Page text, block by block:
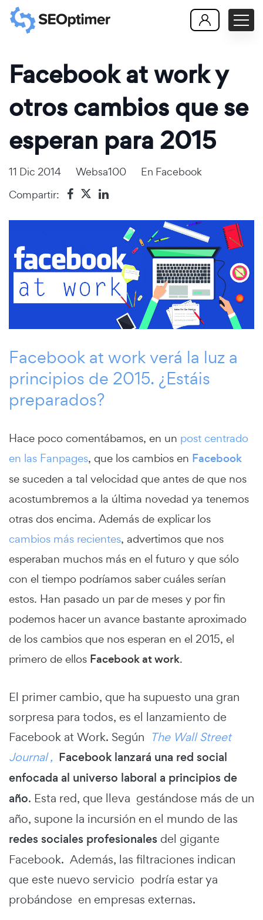
Facebook at work y
otros cambios que se
esperan para 2015
11 Dic 2014 Websa100 En Facebook
Compartir:
Facebook at work verá la luz a
principios de 2015. ¿Estáis
preparados?
Hace poco comentábamos, en un post centrado
en las Fanpages, que los cambios en Facebook
se suceden a tal velocidad que antes de que nos
acostumbremos a la última novedad ya tenemos
otras dos encima. Además de explicar los
cambios más recientes, advertimos que nos
esperaban muchos más en el futuro y que sólo
con el tiempo podríamos saber cuáles serían
estos. Han pasado un par de meses y por fin
podemos hacer un avance bastante aproximado
de los cambios que nos esperan en el 2015, el
primero de ellos Facebook at work.
El primer cambio, que ha supuesto una gran
sorpresa para todos, es el lanzamiento de
Facebook at Work. Según The Wall Street
Journal, Facebook lanzará una red social
enfocada al universo laboral a principios de
año. Esta red, que lleva gestándose más de un
año, supone la incursión en el mundo de las
redes sociales profesionales del gigante
Facebook. Además, las filtraciones indican
que este nuevo servicio podría estar ya
probándose en empresas externas.